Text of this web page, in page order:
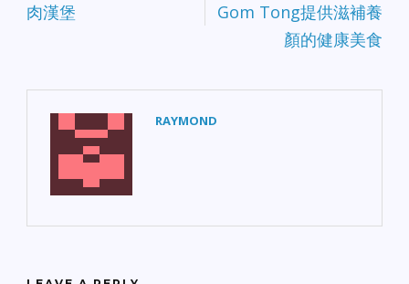
肉漢堡
Gom Tong提供滋補養
顏的健康美食
RAYMOND